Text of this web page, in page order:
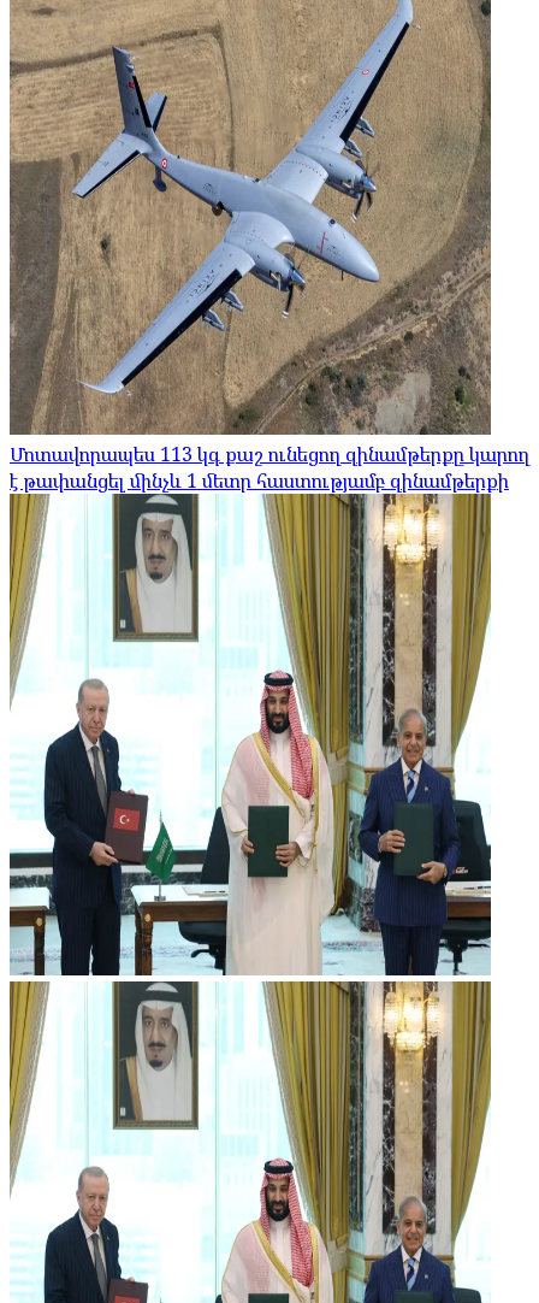
Մոտավորապես 113 կգ քաշ ունեցող զինամթերքը կարող
է թափանցել մինչև 1 մետր հաստությամբ զինամթերքի